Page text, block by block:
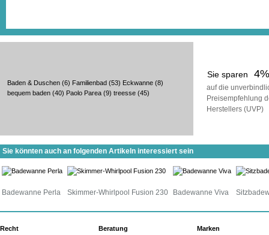
Sie sparen 4%
auf die
Preisempfehlung
Herstellers (UVP)
Baden & Duschen (6) Familienbad (53) Eckwanne (8)
bequem baden (40) Paolo Parea (9) treesse (45)
Sie könnten auch an folgenden Artikeln interessiert sein
Badewanne Perla Skimmer-Whirlpool Fusion 230 Badewanne Viva
Recht
Beratung
Marken